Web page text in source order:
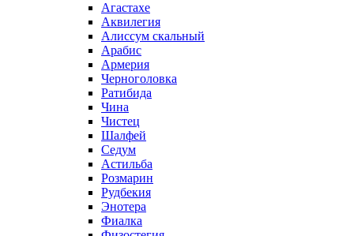
Агастахе
Аквилегия
Алиссум скальный
Арабис
Армерия
Черноголовка
Ратибида
Чина
Чистец
Шалфей
Седум
Астильба
Розмарин
Рудбекия
Энотера
Фиалка